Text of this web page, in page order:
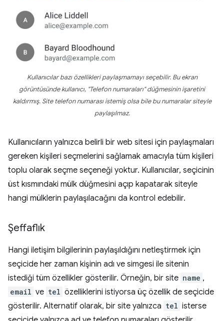
Kullanıcılar bazı özellikleri paylaşmamayı seçebilir. Bu ekran
görüntüsünde kullanıcı, "Telefon numaraları" düğmesinin işaretini
kaldırmış. Site telefon numarası istemiş olsa bile bu numaralar siteyle
paylaşılmaz.
Kullanıcıların yalnızca belirli bir web sitesi için paylaşmaları
gereken kişileri seçmelerini sağlamak amacıyla tüm kişileri
toplu olarak seçme seçeneği yoktur. Kullanıcılar, seçicinin
üst kısmındaki mülk düğmesini açıp kapatarak siteyle
hangi mülklerin paylaşılacağını da kontrol edebilir.
Şeffaflık
Hangi iletişim bilgilerinin paylaşıldığını netleştirmek için
seçicide her zaman kişinin adı ve simgesi ile sitenin
istediği tüm özellikler gösterilir. Örneğin, bir site name ,
email ve tel özelliklerini istiyorsa üç özellik de seçicide
gösterilir. Alternatif olarak, bir site yalnızca tel isterse